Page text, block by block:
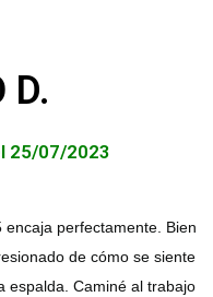
D.
25/07/2023
perfectamente. Bien
de cómo se siente
espalda. Caminé al trabajo